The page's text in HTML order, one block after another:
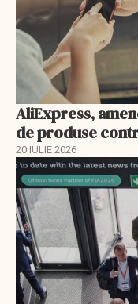
AliExpress,
de produse
20 IULIE 2026